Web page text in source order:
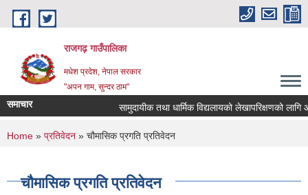
Skip to main content
राजगढ़ गाउँपालिका
मधेश प्रदेश, नेपाल सरकार
"अपन गाम, सुन्दर ठाम"
समाचार सामुदायीक तथा धार्मिक विद्यलायको लेखापरिक्षणको लागि
You are here
Home » प्रतिवेदन » चौमासिक प्रगति प्रतिवेदन
चौमासिक प्रगति प्रतिवेदन